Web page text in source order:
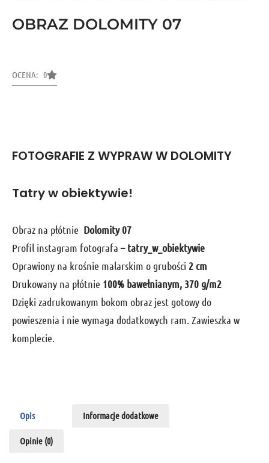
OBRAZ DOLOMITY 07
OCENA: 0
FOTOGRAFIE Z WYPRAW W DOLOMITY
Tatry w obiektywie!
Obraz na płótnie Dolomity 07
Profil instagram fotografa – tatry_w_obiektywie
Oprawiony na krośnie malarskim o grubości 2 cm
Drukowany na płótnie 100% bawełnianym, 370 g/m2
Dzięki zadrukowanym bokom obraz jest gotowy do
powieszenia i nie wymaga dodatkowych ram. Zawieszka w
komplecie.
Opis Informacje dodatkowe
Opinie (0)